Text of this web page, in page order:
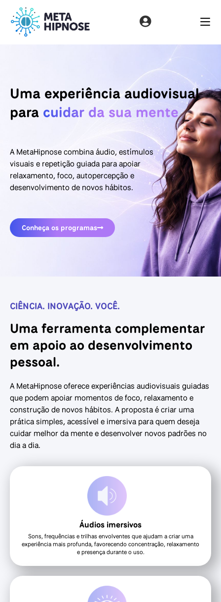
Uma experiência audiovisual
para cuidar da sua mente
A MetaHipnose combina áudio, estímulos
visuais e repetição guiada para apoiar
relaxamento, foco, autopercepção e
desenvolvimento de novos hábitos.
Conheça os programas
CIÊNCIA. INOVAÇÃO. VOCÊ.
Uma ferramenta complementar
em apoio ao desenvolvimento
pessoal.
A MetaHipnose oferece experiências audiovisuais guiadas
que podem apoiar momentos de foco, relaxamento e
construção de novos hábitos. A proposta é criar uma
prática simples, acessível e imersiva para quem deseja
cuidar melhor da mente e desenvolver novos padrões no
dia a dia.
Áudios imersivos
Sons, frequências e trilhas envolventes que ajudam a criar uma
experiência mais profunda, favorecendo concentração, relaxamento
e presença durante o uso.